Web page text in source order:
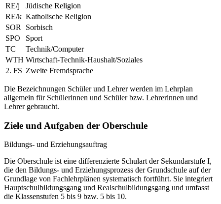
RE/j
Jüdische Religion
RE/k Katholische Religion
SOR
Sorbisch
SPO
Sport
TC
Technik/Computer
WTH Wirtschaft-Technik-Haushalt/Soziales
2. FS Zweite Fremdsprache
Die Bezeichnungen Schüler und Lehrer werden im Lehrplan
allgemein für Schülerinnen und Schüler bzw. Lehrerinnen und
Lehrer gebraucht.
Ziele und Aufgaben der Oberschule
Bildungs- und Erziehungsauftrag
Die Oberschule ist eine differenzierte Schulart der Sekundarstufe I,
die den Bildungs- und Erziehungsprozess der Grundschule auf der
Grundlage von Fachlehrplänen systematisch fortführt. Sie integriert
Hauptschulbildungsgang und Realschulbildungsgang und umfasst
die Klassenstufen 5 bis 9 bzw. 5 bis 10.